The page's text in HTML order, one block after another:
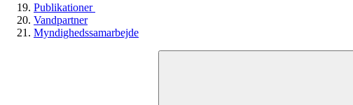
Publikationer
Vandpartner
Myndighedssamarbejde